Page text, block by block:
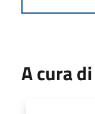
A cura di